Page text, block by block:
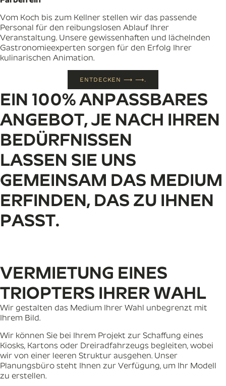
Vom Koch bis zum Kellner stellen wir das passende
Personal für den reibungslosen Ablauf Ihrer
Veranstaltung. Unsere gewissenhaften und lächelnden
Gastronomieexperten sorgen für den Erfolg Ihrer
kulinarischen Animation.
ENTDECKEN ⟶ ⟶.
EIN 100% ANPASSBARES
ANGEBOT, JE NACH IHREN
BEDÜRFNISSEN
LASSEN SIE UNS
GEMEINSAM DAS MEDIUM
ERFINDEN, DAS ZU IHNEN
PASST.
VERMIETUNG EINES
TRIOPTERS IHRER WAHL
Wir gestalten das Medium Ihrer Wahl unbegrenzt mit
Ihrem Bild.
Wir können Sie bei Ihrem Projekt zur Schaffung eines
Kiosks, Kartons oder Dreiradfahrzeugs begleiten, wobei
wir von einer leeren Struktur ausgehen. Unser
Planungsbüro steht Ihnen zur Verfügung, um Ihr Modell
zu erstellen.